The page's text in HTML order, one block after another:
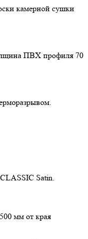
камерной сушки
ПВХ профиля 70
Satin.
мм от края